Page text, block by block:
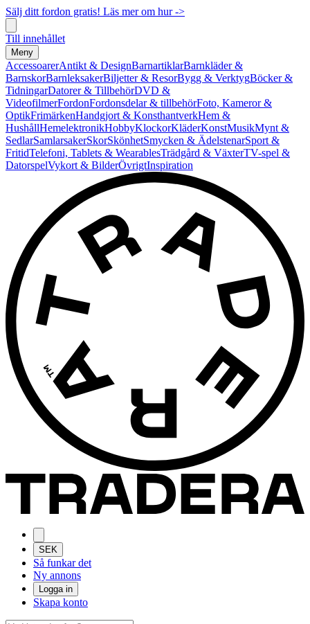
Sälj ditt fordon gratis! Läs mer om hur ->
Till innehållet
Meny
AccessoarerAntikt & DesignBarnartiklarBarnkläder &
BarnskorBarnleksakerBiljetter & ResorBygg & VerktygBöcker &
TidningarDatorer & TillbehörDVD &
VideofilmerFordonFordonsdelar & tillbehörFoto, Kameror &
OptikFrimärkenHandgjort & KonsthantverkHem &
HushållHemelektronikHobbyKlockorKläderKonstMusikMynt &
SedlarSamlarsakerSkorSkönhetSmycken & ÄdelstenarSport &
FritidTelefoni, Tablets & WearablesTrädgård & VäxterTV-spel &
DatorspelVykort & BilderÖvrigtInspiration
SEK
Så funkar det
Ny annons
Logga in
Skapa konto